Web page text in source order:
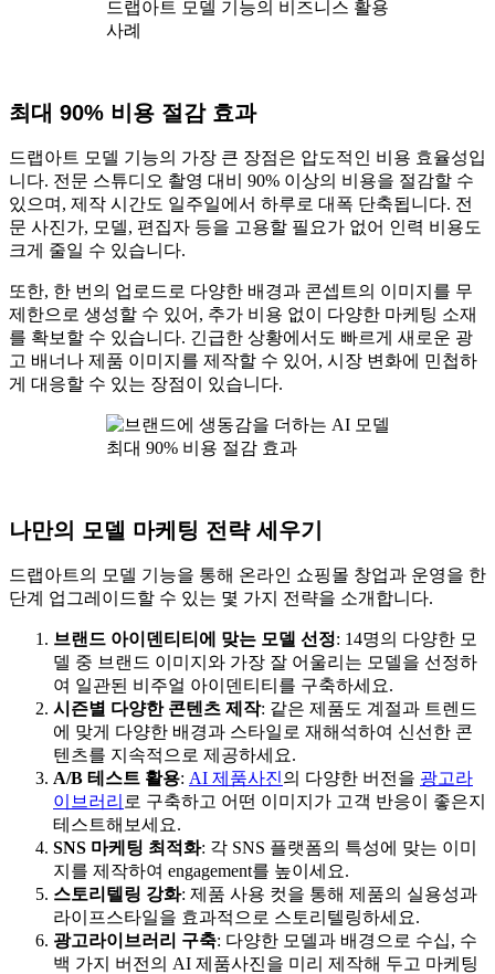
드랩아트 모델 기능의 비즈니스 활용
사례
최대 90% 비용 절감 효과
드랩아트 모델 기능의 가장 큰 장점은 압도적인 비용 효율성입
니다. 전문 스튜디오 촬영 대비 90% 이상의 비용을 절감할 수
있으며, 제작 시간도 일주일에서 하루로 대폭 단축됩니다. 전
문 사진가, 모델, 편집자 등을 고용할 필요가 없어 인력 비용도
크게 줄일 수 있습니다.
또한, 한 번의 업로드로 다양한 배경과 콘셉트의 이미지를 무
제한으로 생성할 수 있어, 추가 비용 없이 다양한 마케팅 소재
를 확보할 수 있습니다. 긴급한 상황에서도 빠르게 새로운 광
고 배너나 제품 이미지를 제작할 수 있어, 시장 변화에 민첩하
게 대응할 수 있는 장점이 있습니다.
최대 90% 비용 절감 효과
나만의 모델 마케팅 전략 세우기
드랩아트의 모델 기능을 통해 온라인 쇼핑몰 창업과 운영을 한
단계 업그레이드할 수 있는 몇 가지 전략을 소개합니다.
브랜드 아이덴티티에 맞는 모델 선정: 14명의 다양한 모
델 중 브랜드 이미지와 가장 잘 어울리는 모델을 선정하
여 일관된 비주얼 아이덴티티를 구축하세요.
시즌별 다양한 콘텐츠 제작: 같은 제품도 계절과 트렌드
에 맞게 다양한 배경과 스타일로 재해석하여 신선한 콘
텐츠를 지속적으로 제공하세요.
A/B 테스트 활용: AI 제품사진의 다양한 버전을 광고라
이브러리 로 구축하고 어떤 이미지가 고객 반응이 좋은지
테스트해보세요.
SNS 마케팅 최적화: 각 SNS 플랫폼의 특성에 맞는 이미
지를 제작하여 engagement를 높이세요.
스토리텔링 강화: 제품 사용 컷을 통해 제품의 실용성과
라이프스타일을 효과적으로 스토리텔링하세요.
광고라이브러리 구축: 다양한 모델과 배경으로 수십, 수
백 가지 버전의 AI 제품사진을 미리 제작해 두고 마케팅